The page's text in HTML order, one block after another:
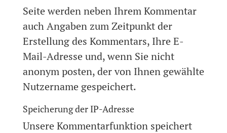
Seite werden neben Ihrem Kommentar
auch Angaben zum Zeitpunkt der
Erstellung des Kommentars, Ihre E-
Mail-Adresse und, wenn Sie nicht
anonym posten, der von Ihnen gewählte
Nutzername gespeichert.
Speicherung der IP-Adresse
Unsere Kommentarfunktion speichert